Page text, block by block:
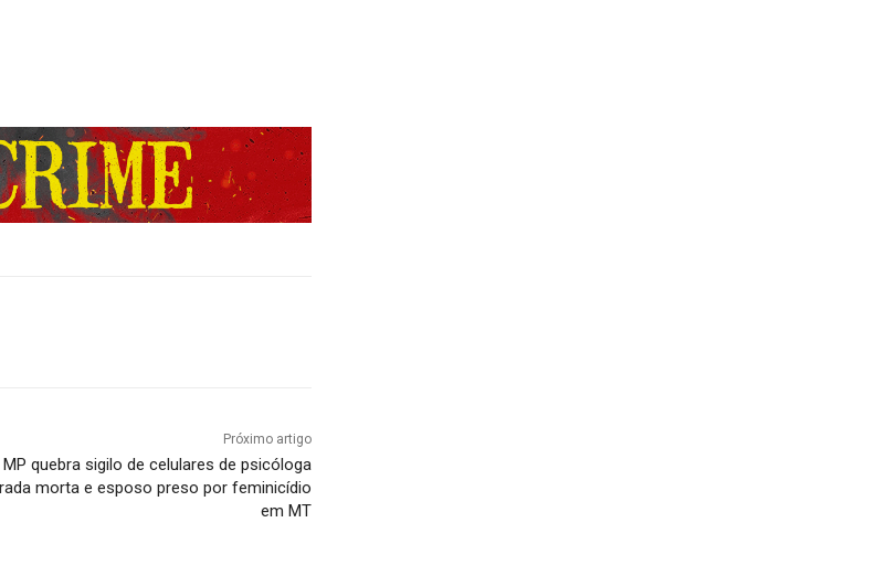
Próximo artigo
MP quebra sigilo de celulares de psicóloga
morta e esposo preso por feminicídio
em MT